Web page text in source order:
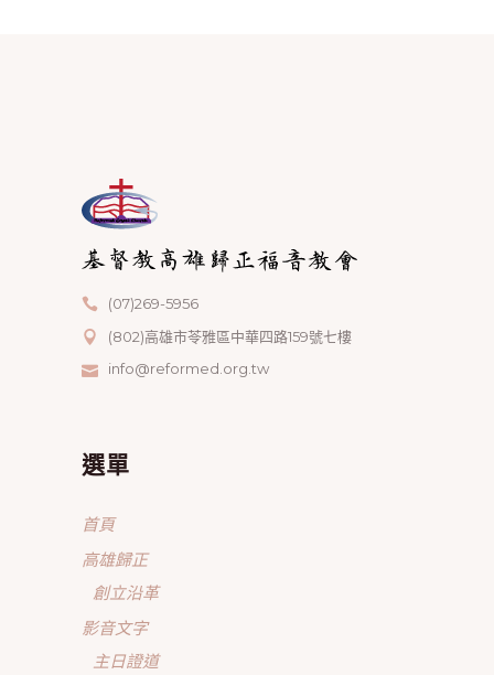
(07)269-5956
(802)高雄市苓雅區中華四路159號七樓
info@reformed.org.tw
選單
首頁
高雄歸正
創立沿革
影音文字
主日證道